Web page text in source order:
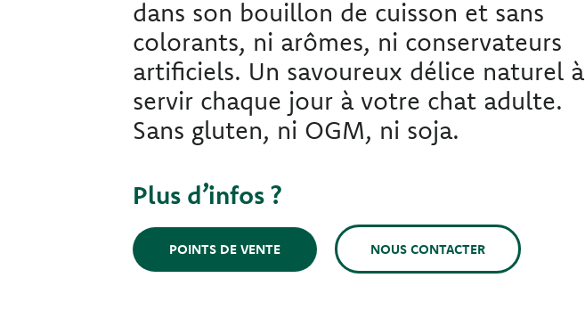
dans son bouillon de cuisson et sans
colorants, ni arômes, ni conservateurs
artificiels. Un savoureux délice naturel à
servir chaque jour à votre chat adulte.
Sans gluten, ni OGM, ni soja.
Plus d’infos ?
POINTS DE VENTE NOUS CONTACTER